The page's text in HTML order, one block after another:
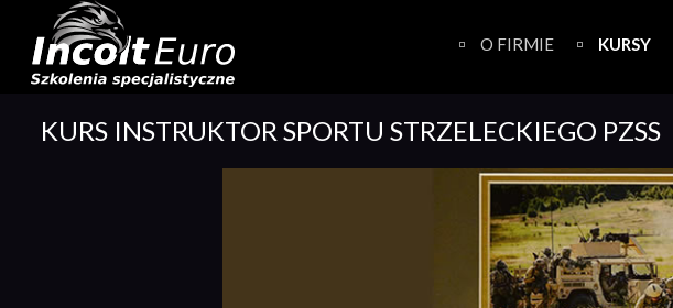
content
O FIRMIE KURSY
KURS INSTRUKTOR SPORTU STRZELECKIEGO PZSS